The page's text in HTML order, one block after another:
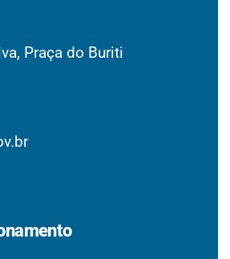
Praça do Buriti